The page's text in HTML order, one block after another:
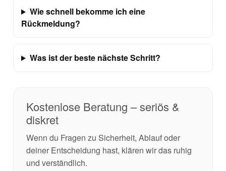
Wie schnell bekomme ich eine
Rückmeldung?
Was ist der beste nächste Schritt?
Kostenlose Beratung – seriös &
diskret
Wenn du Fragen zu Sicherheit, Ablauf oder
deiner Entscheidung hast, klären wir das ruhig
und verständlich.